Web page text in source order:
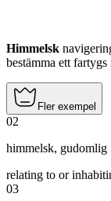
Himmelsk
bestämma ett
Fler exempel
02
himmelsk, gudomlig
relating to or
03